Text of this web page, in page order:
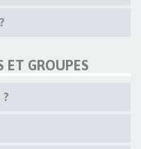
ET GROUPES